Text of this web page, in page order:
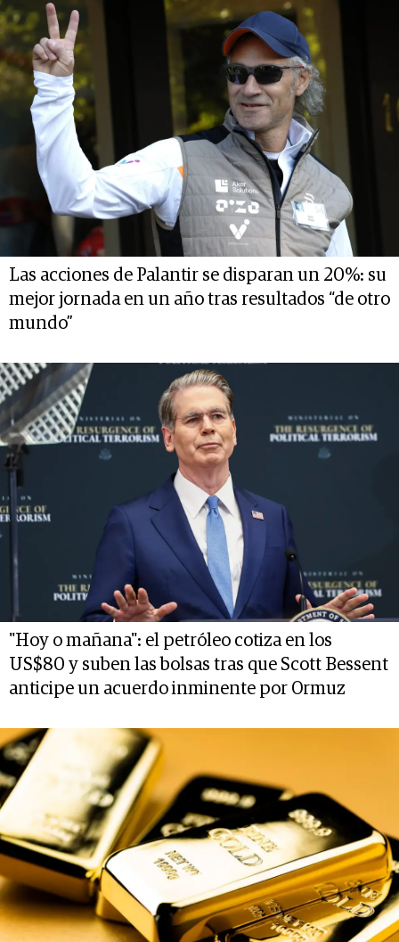
Las acciones de Palantir se disparan un 20%: su
mejor jornada en un año tras resultados “de otro
mundo”
"Hoy o mañana": el petróleo cotiza en los
US$80 y suben las bolsas tras que Scott Bessent
anticipe un acuerdo inminente por Ormuz